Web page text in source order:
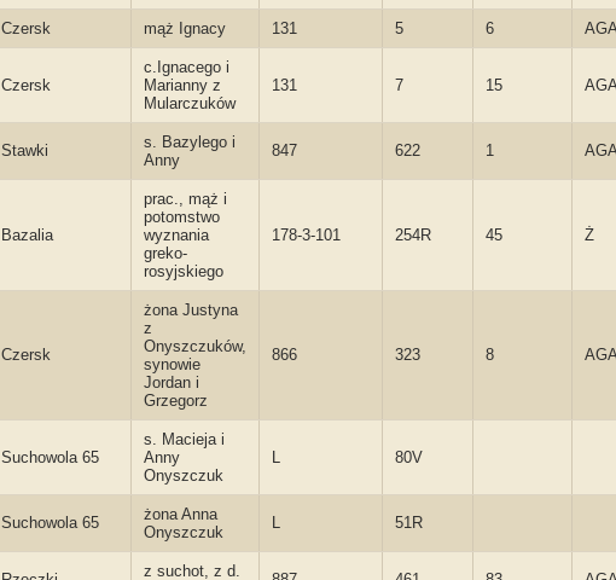
Czersk mąż Ignacy 131 5 6
Czersk
c.Ignacego i
Marianny z
Mularczuków
131 7 15
Stawki
s. Bazylego i
Anny
847 622 1
Bazalia
prac., mąż i
potomstwo
wyznania
greko-
rosyjskiego
178-3-101 254R 45 Ż
Czersk
żona Justyna
z
Onyszczuków,
synowie
Jordan i
Grzegorz
866 323 8
Suchowola 65
s. Macieja i
Anny
Onyszczuk
L 80V
Suchowola 65
żona Anna
Onyszczuk
L 51R
z suchot, z d.